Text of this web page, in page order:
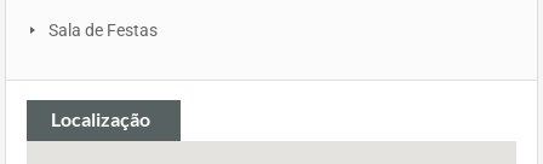
Sala de Festas
Localização